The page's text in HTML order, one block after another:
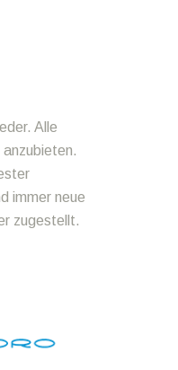
Alle
immer neue
zugestellt.